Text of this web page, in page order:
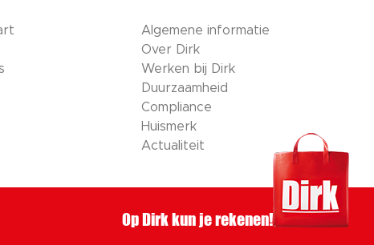
Algemene informatie
Over Dirk
Werken bij Dirk
Duurzaamheid
Compliance
Huismerk
Actualiteit
Op Dirk kun je rekenen!